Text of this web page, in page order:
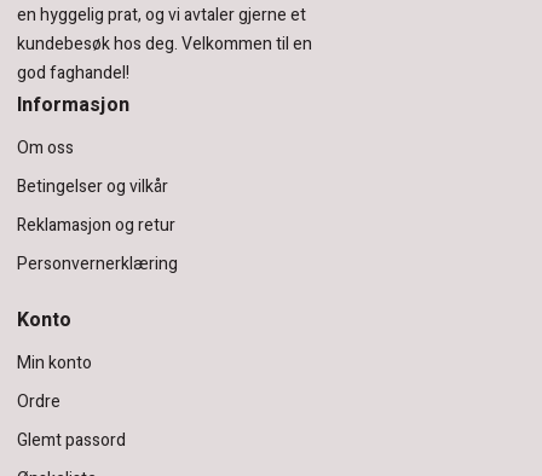
en hyggelig prat, og vi avtaler gjerne et
kundebesøk hos deg.Velkommen til en
god faghandel!
Informasjon
Om oss
Betingelser og vilkår
Reklamasjon og retur
Personvernerklæring
Konto
Min konto
Ordre
Glemt passord